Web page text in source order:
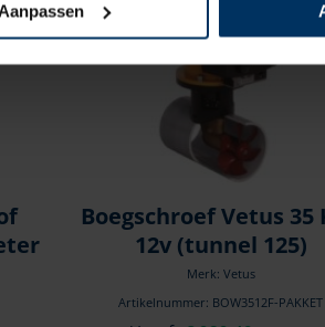
Aanpassen
Boegschroef Vetus 35
12v (tunnel 125)
Merk: Vetus
Artikelnummer: BOW3512F-PAKKET